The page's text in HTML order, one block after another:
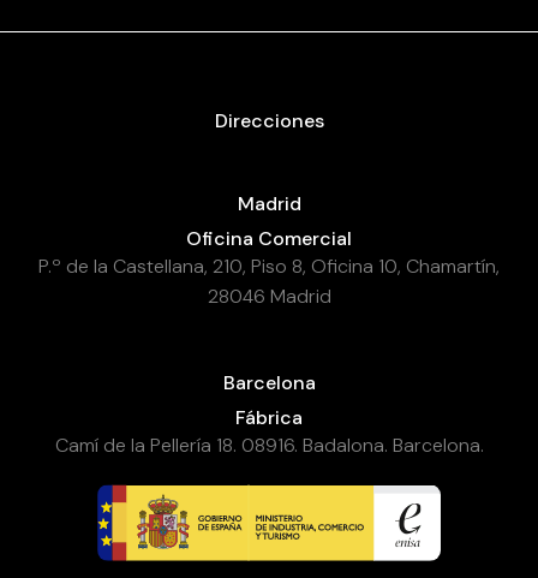
Direcciones
Madrid
Oficina Comercial
P.º de la Castellana, 210, Piso 8, Oficina 10, Chamartín,
28046 Madrid
Barcelona
Fábrica
Camí de la Pellería 18. 08916. Badalona. Barcelona.